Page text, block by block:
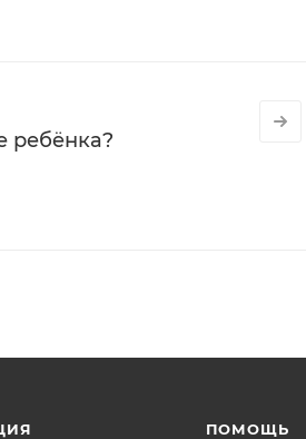
ребёнка?
ПОМОЩЬ